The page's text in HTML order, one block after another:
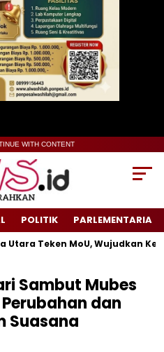
WITH CONTENT
POLITIK PARLEMENTARIA
Teken MoU, Wujudkan
Sambut Mubes
dan
Suasana